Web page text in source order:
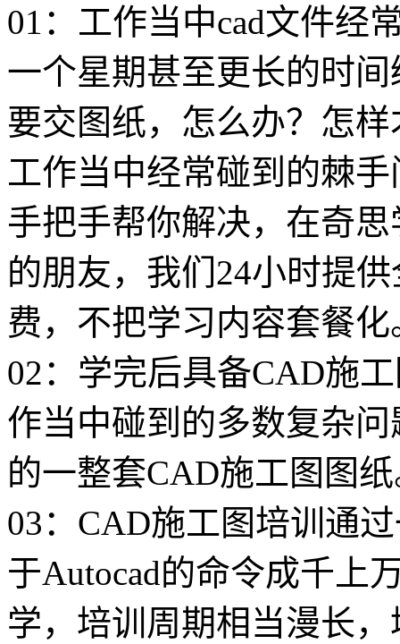
01：工作当中cad文件经
一个星期甚至更长的时
要交图纸，怎么办？怎
工作当中经常碰到的棘
手把手帮你解决，在奇
的朋友，我们24小时提
费，不把学习内容套餐化
02：学完后具备CAD施
作当中碰到的多数复杂
的一整套CAD施工图图
03：CAD施工图培训通
于Autocad的命令成千上
学，培训周期相当漫长